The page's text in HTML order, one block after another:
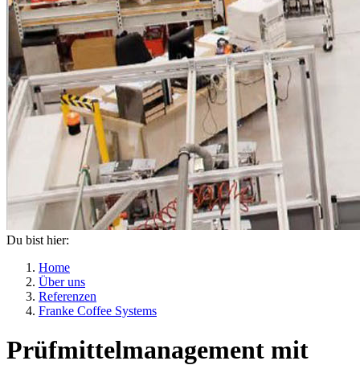
Du bist hier:
Home
Über uns
Referenzen
Franke Coffee Systems
Prüfmittelmanagement mit